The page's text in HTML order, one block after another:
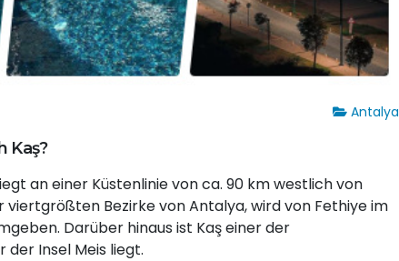
Antalya
Kaş?
an einer Küstenlinie von ca. 90 km westlich von
viertgrößten Bezirke von Antalya, wird von Fethiye im
Darüber hinaus ist Kaş einer der
Insel Meis liegt.